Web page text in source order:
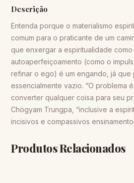
Descrição
Entenda porque o materialismo
comum para o praticante de um
que enxergar a espiritualidade
autoaperfeiçoamento (como o
refinar o ego) é um engando, já
essencialmente vazio. “O problema
converter qualquer coisa para seu
Chögyam Trungpa, “inclusive a
incisivos e compassivos
Produtos Relacionados